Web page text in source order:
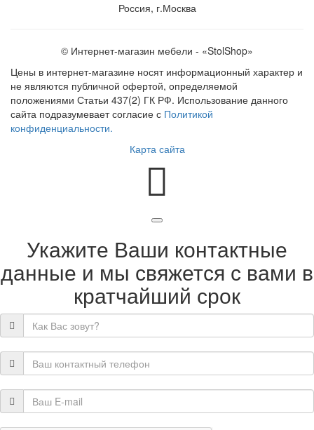
Россия, г.Москва
© Интернет-магазин мебели - «StolShop»
Цены в интернет-магазине носят информационный характер и
не являются публичной офертой, определяемой
положениями Статьи 437(2) ГК РФ. Использование данного
сайта подразумевает согласие с Политикой
конфиденциальности.
Карта сайта
Укажите Ваши контактные
данные и мы свяжется с вами в
кратчайший срок